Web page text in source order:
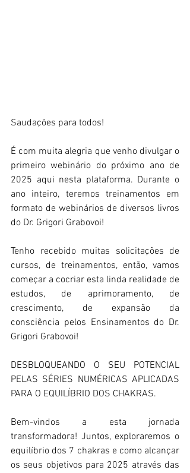
Saudações para todos!
É com muita alegria que venho divulgar o
primeiro webinário do próximo ano de
2025 aqui nesta plataforma. Durante o
ano inteiro, teremos treinamentos em
formato de webinários de diversos livros
do Dr. Grigori Grabovoi!
Tenho recebido muitas solicitações de
cursos, de treinamentos, então, vamos
começar a cocriar esta linda realidade de
estudos, de aprimoramento, de
crescimento, de expansão da
consciência pelos Ensinamentos do Dr.
Grigori Grabovoi!
DESBLOQUEANDO O SEU POTENCIAL
PELAS SÉRIES NUMÉRICAS APLICADAS
PARA O EQUILÍBRIO DOS CHAKRAS.
Bem-vindos a esta jornada
transformadora! Juntos, exploraremos o
equilíbrio dos 7 chakras e como alcançar
os seus objetivos para 2025 através das